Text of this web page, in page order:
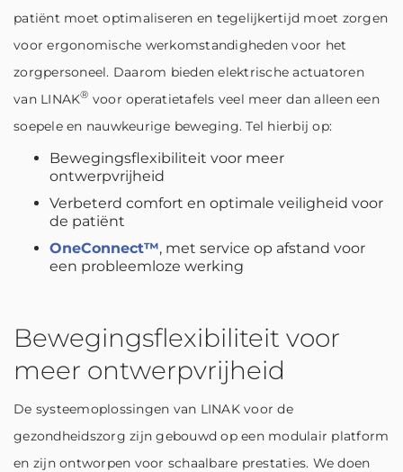
patiënt moet optimaliseren en tegelijkertijd moet zorgen
voor ergonomische werkomstandigheden voor het
zorgpersoneel. Daarom bieden elektrische actuatoren
van LINAK® voor operatietafels veel meer dan alleen een
soepele en nauwkeurige beweging. Tel hierbij op:
Bewegingsflexibiliteit voor meer
ontwerpvrijheid
Verbeterd comfort en optimale veiligheid voor
de patiënt
OneConnect™, met service op afstand voor
een probleemloze werking
Bewegingsflexibiliteit voor
meer ontwerpvrijheid
De systeemoplossingen van LINAK voor de
gezondheidszorg zijn gebouwd op een modulair platform
en zijn ontworpen voor schaalbare prestaties. We doen